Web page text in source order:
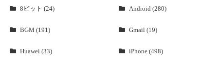
8ビット (24) Android (280)
BGM (191) Gmail (19)
Huawei (33) iPhone (498)